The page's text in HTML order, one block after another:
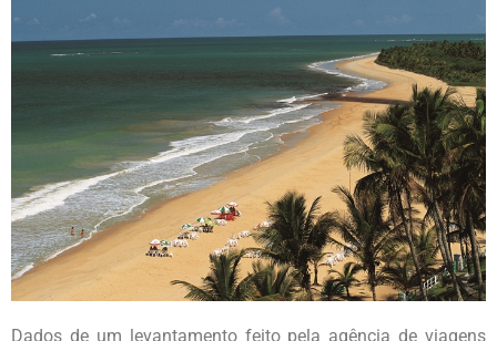
Dados de um levantamento feito pela agência de viagens